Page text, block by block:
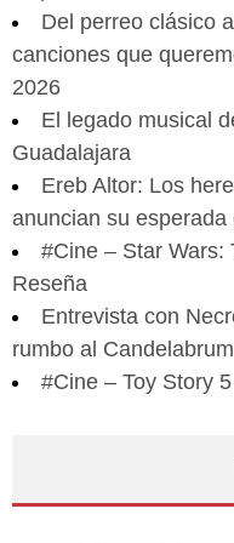
Del perreo clásico
canciones que
2026
El legado musical
Guadalajara
Ereb Altor: Los
anuncian su
#Cine – Star Wars:
Reseña
Entrevista con
rumbo al
#Cine – Toy Story